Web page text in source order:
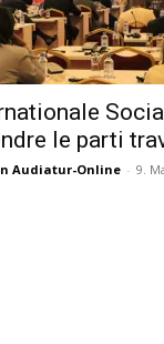
le parti
Audiatur-Online - 9.